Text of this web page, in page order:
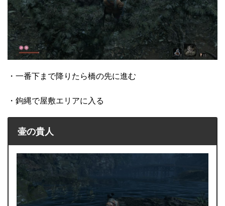
・一番下まで降りたら橋の先に進む
・鉤縄で屋敷エリアに入る
壷の貴人